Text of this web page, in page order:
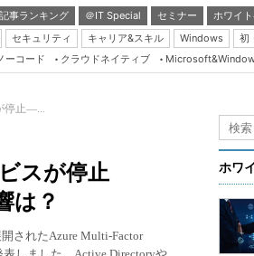
記事ランキング ＠IT Special セミナー
ホワイ
セキュリティ キャリア&スキル Windows
初
Server & Storage
Database Expert
ーコード クラウドネイティブ
停止―...
スが停止
は？
されたAzure Multi-Factor
ホワ